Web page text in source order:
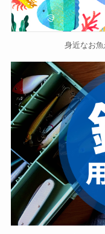
身近なお魚